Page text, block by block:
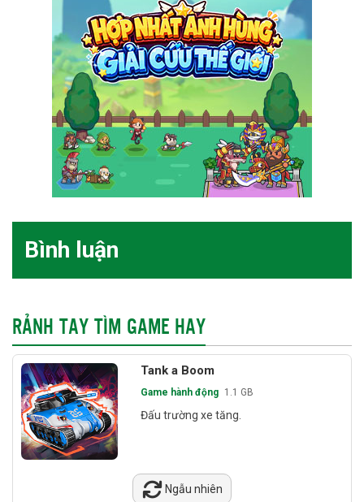
Bình luận
RẢNH TAY TÌM GAME HAY
Tank a Boom
Game hành động 1.1 GB
Đấu trường xe tăng.
Ngẫu nhiên